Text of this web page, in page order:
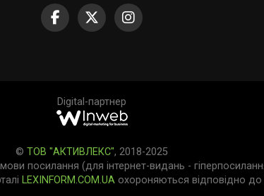
Digital-партнер
© ТОВ "АКТИВЛЕКС", 2018-2025
посилання (для інтернет-видань -
LEXINFORM.COM.UA охороняються відповідно до